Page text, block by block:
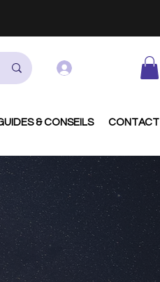
Se connecter
& CONSEILS CONTACT